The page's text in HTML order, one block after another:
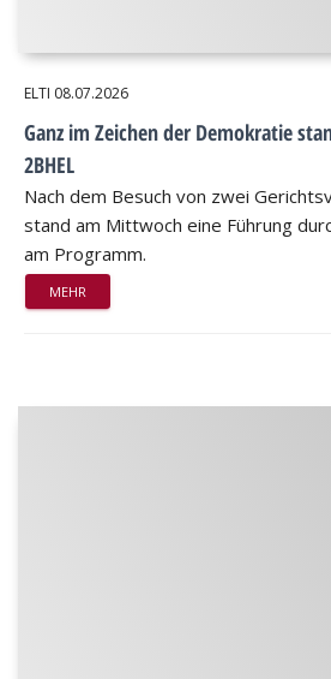
ELTI 08.07.2026
Ganz im Zeichen der Demokratie
2BHEL
Nach dem Besuch von zwei
stand am Mittwoch eine Führung
am Programm.
MEHR